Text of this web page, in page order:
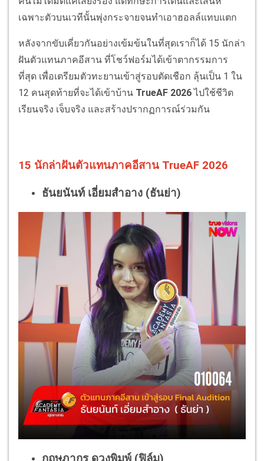
เฉพาะตัวบนเวทีนั้นพุ่งกระจายจนทำเอาฮอลล์แทบแตก
หลังจากขับเคี่ยวกันอย่างเข้มข้นในที่สุดเราก็ได้ 15 นักล่า
ฝันตัวแทนภาคอีสาน ที่โชว์ฟอร์มได้เข้าตากรรมการ
ที่สุด เพื่อเตรียมตัวทะยานเข้าสู่รอบตัดเชือก ลุ้นเป็น 1 ใน
12 คนสุดท้ายที่จะได้เข้าบ้าน TrueAF 2026ไปใช้ชีวิต
เรียนจริง เจ็บจริง และสร้างปรากฏการณ์ร่วมกัน
15 นักล่าฝันตัวแทนภาคอีสาน TrueAF 2026
ธันยนันท์ เอี่ยมสำอาง (ธันย่า)